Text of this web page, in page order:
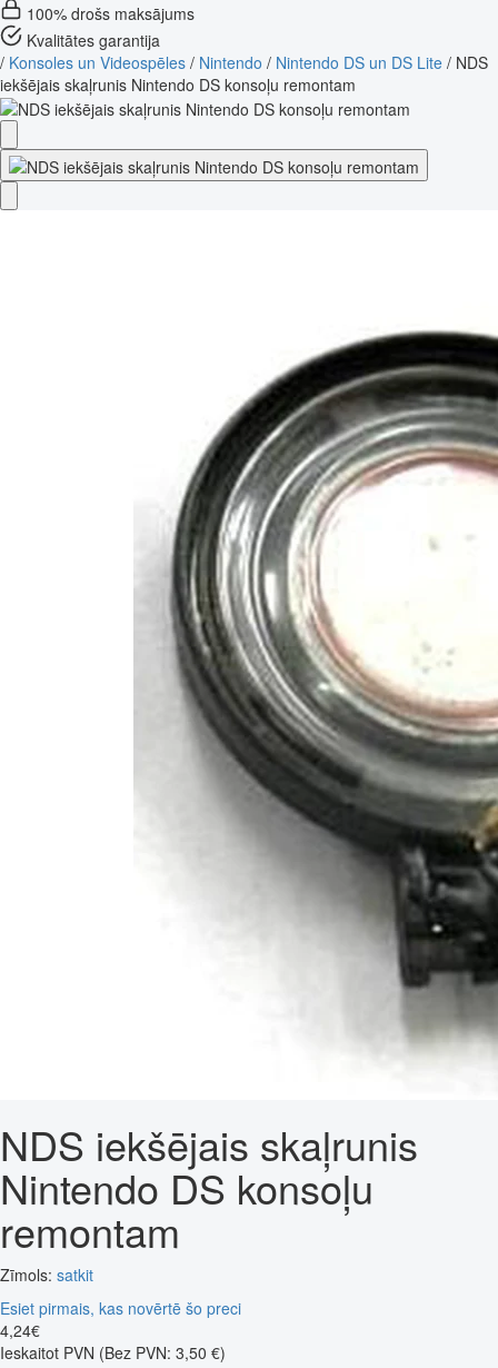
100% drošs maksājums
Kvalitātes garantija
/ Konsoles un Videospēles / Nintendo / Nintendo DS un DS Lite / NDS
iekšējais skaļrunis Nintendo DS konsoļu remontam
NDS iekšējais skaļrunis
Nintendo DS konsoļu
remontam
Zīmols: satkit
Esiet pirmais, kas novērtē šo preci
4,24€
Ieskaitot PVN (Bez PVN: 3,50 €)